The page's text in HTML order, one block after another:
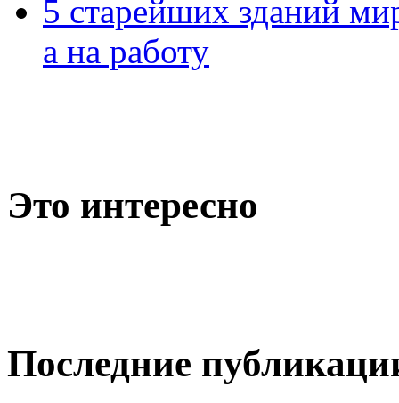
5 старейших зданий
а на работу
Это интересно
Последние